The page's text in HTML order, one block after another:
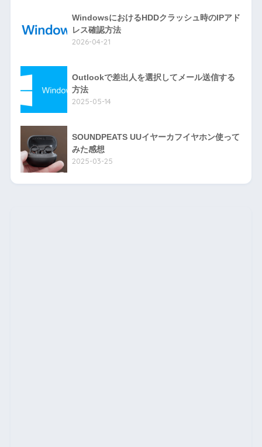
WindowsにおけるHDDクラッシュ時のIPアド
レス確認方法
2026-04-21
Outlookで差出人を選択してメール送信する
方法
2025-05-14
SOUNDPEATS UUイヤーカフイヤホン使って
みた感想
2025-03-25